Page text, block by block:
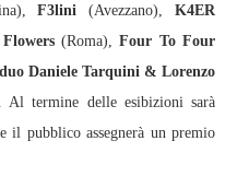
F3lini (Avezzano),
K4ER
(Roma),
Four To Four
Daniele Tarquini & Lorenzo
Al termine delle esibizioni sarà
il pubblico assegnerà un premio